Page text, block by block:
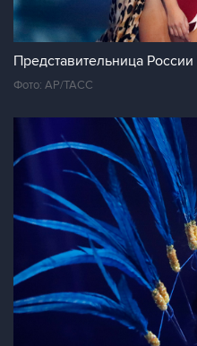
Представительница
Фото: АР/ТАСС